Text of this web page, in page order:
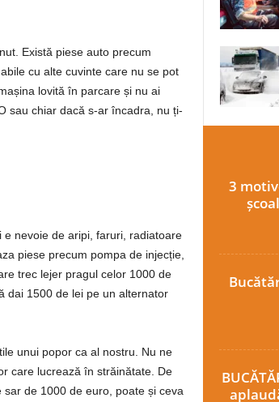
Există piese auto precum
cu alte cuvinte care nu se pot
lovită în parcare și nu ai
sau chiar dacă s-ar încadra, nu ți-
nevoie de aripi, faruri, radiatoare
piese precum pompa de injecție,
trec lejer pragul celor 1000 de
dai 1500 de lei pe un alternator
unui popor ca al nostru. Nu ne
care lucrează în străinătate. De
de 1000 de euro, poate și ceva
3